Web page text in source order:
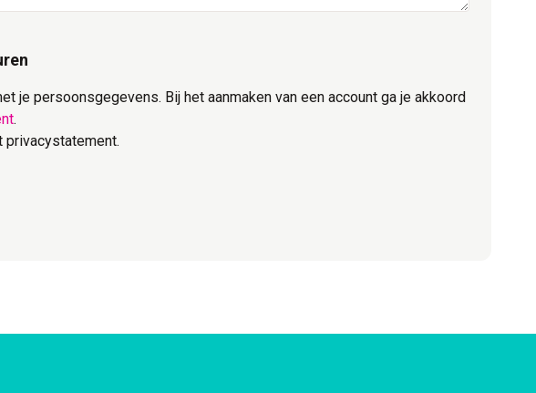
je persoonsgegevens. Bij het aanmaken van een account ga je akkoord
.
privacystatement.